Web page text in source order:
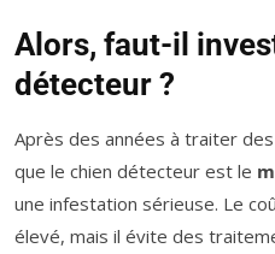
Alors, faut-il
détecteur ?
Après des années à traiter
que le chien détecteur est le
une infestation sérieuse. Le
élevé, mais il évite des